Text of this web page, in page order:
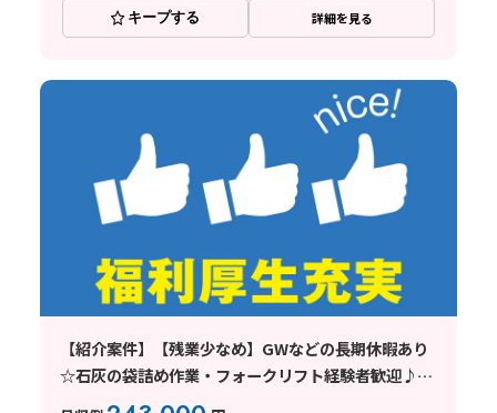
キープする 詳細を見る
【紹介案件】【残業少なめ】GWなどの長期休暇あり
☆石灰の袋詰め作業・フォークリフト経験者歓迎♪日
勤&土日休み